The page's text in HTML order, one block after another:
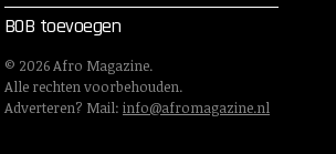
BOB toevoegen
© 2026Afro Magazine.
Alle rechten voorbehouden.
Adverteren? Mail: info@afromagazine.nl